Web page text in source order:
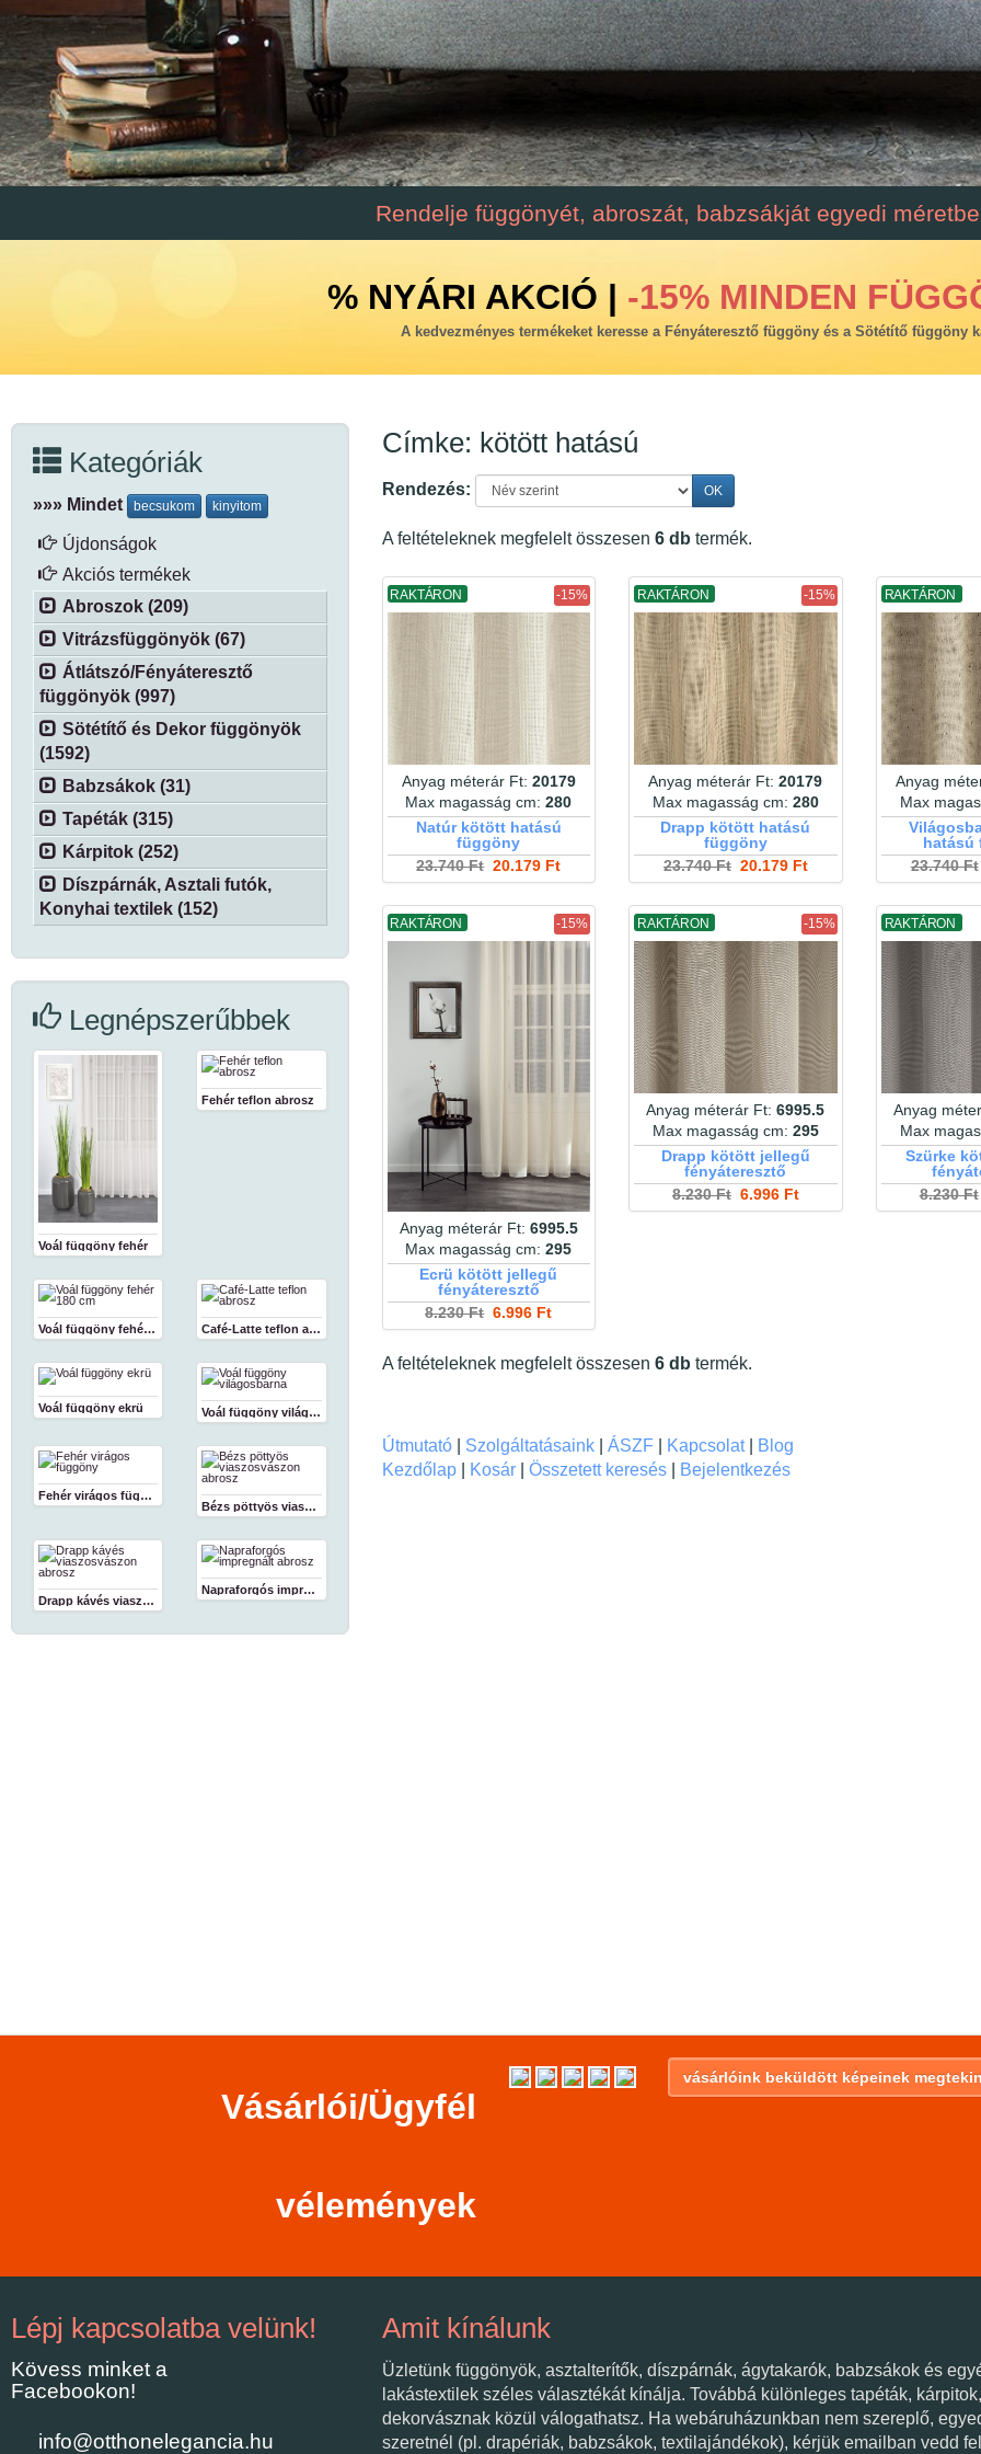
Rendelje függönyét, abroszát, babzsákját egyedi
% NYÁRI AKCIÓ | -15% MINDEN
A kedvezményes termékeket keresse a Fényáteresztő függöny és a Sötétítő függöny
Kategóriák
»»» Mindet becsukom kinyitom
Újdonságok
Akciós termékek
Abroszok (209)
Vitrázsfüggönyök (67)
Átlátszó/Fényáteresztő
függönyök (997)
Sötétítő és Dekor függönyök
(1592)
Babzsákok (31)
Tapéták (315)
Kárpitok (252)
Díszpárnák, Asztali futók,
Konyhai textilek (152)
Legnépszerűbbek
Voál függöny fehér
Fehér teflon abrosz
Voál függöny fehér 180 cm Café-Latte teflon abrosz
Voál függöny ekrü Voál függöny világosbarna
Fehér virágos függöny
Bézs pöttyös viaszosvászon abrosz
Drapp kávés viaszosvászon abrosz
Napraforgós impregnált abrosz
Címke: kötött hatású
Rendezés: OK
A feltételeknek megfelelt összesen 6 db termék.
RAKTÁRON -15%
Anyag méterár Ft: 20179
Max magasság cm:280
Natúr kötött hatású
függöny
23.740 Ft20.179 Ft
RAKTÁRON -15%
Anyag méterár Ft:20179
Max magasság cm: 280
Drapp kötött hatású
függöny
23.740 Ft20.179 Ft
RAKTÁRON
Anyag
Max
hatású
23.740 Ft
RAKTÁRON -15%
Anyag méterár Ft: 6995.5
Max magasság cm:295
Ecrü kötött jellegű
fényáteresztő
8.230 Ft6.996 Ft
RAKTÁRON -15%
Anyag méterár Ft:6995.5
Max magasság cm: 295
Drapp kötött jellegű
fényáteresztő
8.230 Ft6.996 Ft
RAKTÁRON
Anyag
Max
Szürke
8.230 Ft
A feltételeknek megfelelt összesen 6 db termék.
Útmutató| Szolgáltatásaink| ÁSZF| Kapcsolat|
Blog
Kezdőlap| Kosár| Összetett keresés| Bejelentkezés
Vásárlói/Ügyfél
vélemények
vásárlóink beküldött képeinek
Lépj kapcsolatba velünk!
Kövess minket a
Facebookon!
info@otthonelegancia.hu
Amit kínálunk
Üzletünk függönyök, asztalterítők, díszpárnák, ágytakarók, babzsákok és
lakástextilek széles választékát kínálja. Továbbá különleges tapéták, kárpitok,
dekorvásznak közül válogathatsz. Ha webáruházunkban nem szereplő,
szeretnél (pl. drapériák, babzsákok, textilajándékok), kérjük emailban vedd